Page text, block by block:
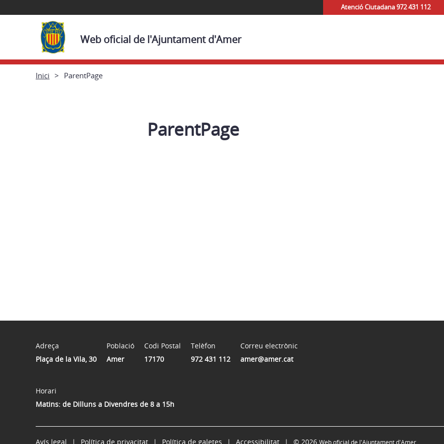
Atenció Ciutadana 972 431 112
Web oficial de l'Ajuntament d'Amer
Inici ParentPage
ParentPage
Adreça
Plaça de la Vila, 30
Població
Amer
Codi Postal
17170
Telèfon
972 431 112
Correu electrònic
amer@amer.cat
Horari
Matins: de Dilluns a Divendres de 8 a 15h
Avís legal Política de privacitat Política de galetes Accessibilitat © 2026